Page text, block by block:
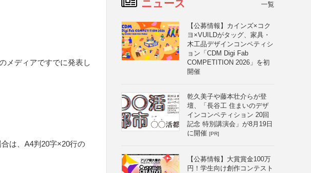
メディアですでに発表し
は、A4判20字×20行の
ニュース 一覧
【公募情報】カインズ×コク
ヨ×VUILDがタッグ、家具・
木工品デザインコンペティシ
ョン「CDM Digi Fab
COMPETITION 2026」を初
開催
乾久美子や藤本壮介らが登
壇、「長谷工 住まいのデザ
インコンペティション 20回
記念 特別講演会」が8月19日
に開催 [PR]
【公募情報】大賞賞金100万
円！学生向け創作コンテスト